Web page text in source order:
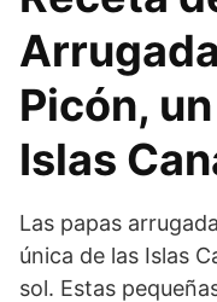
Picón,
Islas
Las papas
única de las Islas
sol. Estas